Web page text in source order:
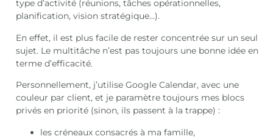
type d’activité (réunions, tâches opérationnelles,
planification, vision stratégique…).
En effet, il est plus facile de rester concentrée sur un seul
sujet. Le multitâche n’est pas toujours une bonne idée en
terme d’efficacité.
Personnellement, j’utilise Google Calendar, avec une
couleur par client, et je paramètre toujours mes blocs
privés en priorité (sinon, ils passent à la trappe) :
les créneaux consacrés à ma famille,